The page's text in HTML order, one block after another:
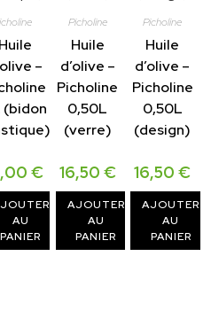
Huile
–
(bidon
€
AU
PANIER
Picholine
Huile
d’olive –
Picholine
0,50L
(verre)
16,50 €
AJOUTER
AU
PANIER
Picholine
Huile
d’olive –
Picholine
0,50L
(design)
16,50€
AJOUTER
AU
PANIER